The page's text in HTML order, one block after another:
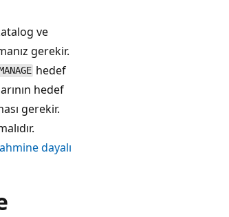
ve
gerekir.
hedef
hedef
gerekir.
dayalı